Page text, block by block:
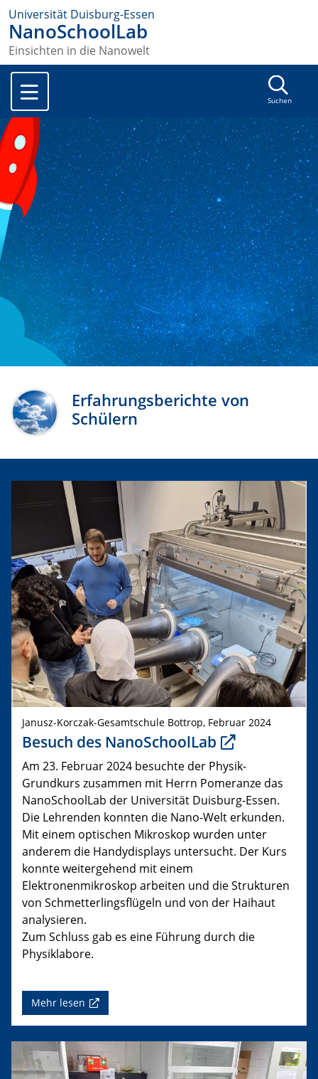
Universität Duisburg-Essen
NanoSchoolLab
Einsichten in die Nanowelt
Suchen
Erfahrungsberichte von
Schülern
Janusz-Korczak-Gesamtschule Bottrop, Februar 2024
Besuch des NanoSchoolLab
Am 23. Februar 2024 besuchte der Physik-
Grundkurs zusammen mit Herrn Pomeranze das
NanoSchoolLab der Universität Duisburg-Essen.
Die Lehrenden konnten die Nano-Welt erkunden.
Mit einem optischen Mikroskop wurden unter
anderem die Handydisplays untersucht. Der Kurs
konnte weitergehend mit einem
Elektronenmikroskop arbeiten und die Strukturen
von Schmetterlingsflügeln und von der Haihaut
analysieren.
Zum Schluss gab es eine Führung durch die
Physiklabore.
Mehr lesen